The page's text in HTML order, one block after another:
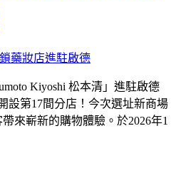
Kiyoshi 松本清」進駐啟德
設第17間分店！今次選址新商場
來嶄新的購物體驗。於2026年1